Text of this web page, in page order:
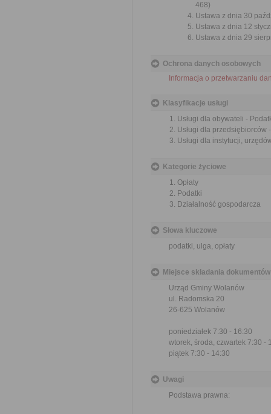
468)
Ustawa z dnia 30
Ustawa z dnia 12
Ustawa z dnia 29
Ochrona danych osobowych
Informacja o przetwarzaniu
Klasyfikacje usługi
Usługi dla obywateli -
Usługi dla przedsiębiorców
Usługi dla instytucji,
Kategorie życiowe
Opłaty
Podatki
Działalność gospodarcza
Słowa kluczowe
podatki, ulga, opłaty
Miejsce składania dokumentów
Urząd Gminy Wolanów
ul. Radomska 20
26-625 Wolanów
poniedziałek 7:30 - 16:30
wtorek, środa, czwartek 7:30 -
piątek 7:30 - 14:30
Uwagi
Podstawa prawna: